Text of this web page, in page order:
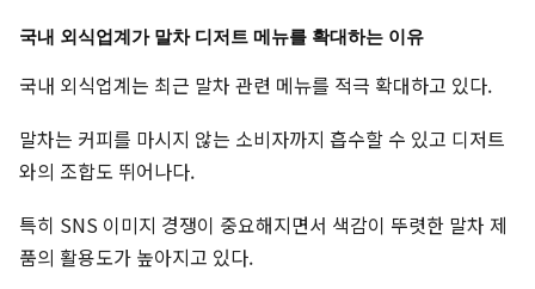
국내 외식업계가 말차 디저트 메뉴를 확대하는 이유
국내 외식업계는 최근 말차 관련 메뉴를 적극 확대하고 있다.
말차는 커피를 마시지 않는 소비자까지 흡수할 수 있고 디저트
와의 조합도 뛰어나다.
특히 SNS 이미지 경쟁이 중요해지면서 색감이 뚜렷한 말차 제
품의 활용도가 높아지고 있다.